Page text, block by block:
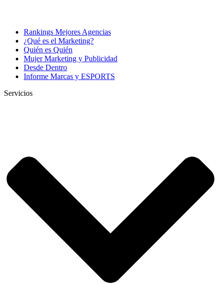
Rankings Mejores Agencias
¿Qué es el Marketing?
Quién es Quién
Mujer Marketing y Publicidad
Desde Dentro
Informe Marcas y ESPORTS
Servicios